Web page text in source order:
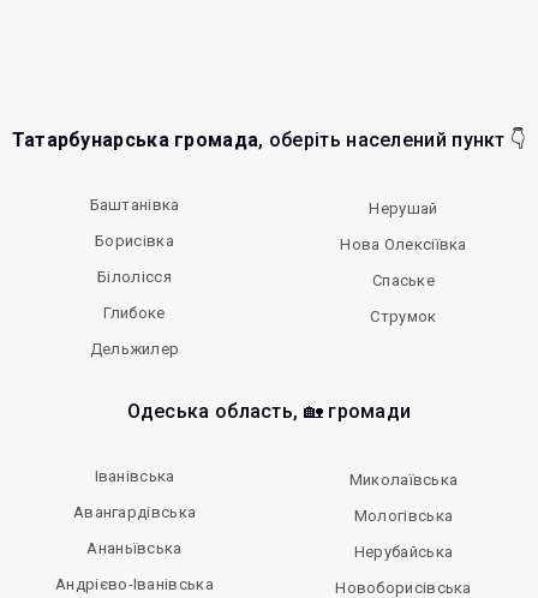
Татарбунарська громада, оберіть населений пункт 👇
Баштанівка
Борисівка
Білолісся
Глибоке
Дельжилер
Нерушай
Нова Олексіївка
Спаське
Струмок
Одеська область, 🏡 громади
Іванівська
Авангардівська
Ананьївська
Андрієво-Іванівська
Миколаївська
Мологівська
Нерубайська
Новоборисівська